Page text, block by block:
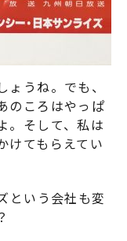
うね。でも、
のころはやっぱ
。そして、私は
けてもらえてい
という会社も変